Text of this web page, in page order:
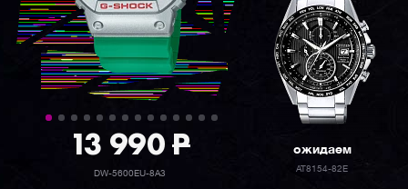
13 990P
DW-5600EU-8A3
ожидаем
AT8154-82E